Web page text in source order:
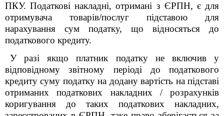
ПКУ. Податкові накладні, отримані з ЄРПН, є для
отримувача товарів/послуг підставою для
нарахування сум податку, що відносяться до
податкового кредиту.
У разі якщо платник податку не включив у
відповідному звітному періоді до податкового
кредиту суму податку на додану вартість на підставі
отриманих податкових накладних / розрахунків
коригування до таких податкових накладних,